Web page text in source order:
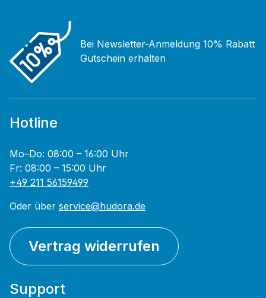
Bei Newsletter-Anmeldung 10% Rabatt
Gutschein erhalten
Hotline
Mo–Do: 08:00 – 16:00 Uhr
Fr: 08:00 – 15:00 Uhr
+49 211 56159499
Oder über service@hudora.de
Vertrag widerrufen
Support